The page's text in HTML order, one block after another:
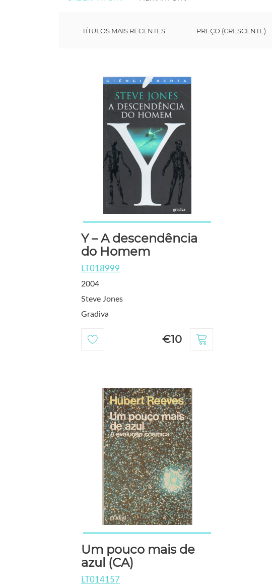
TÍTULOS MAIS RECENTES PREÇO (CRESCENTE)
Y – A descendência
do Homem
LT018999
2004
Steve Jones
Gradiva
€10
Um pouco mais de
azul (CA)
LT014157